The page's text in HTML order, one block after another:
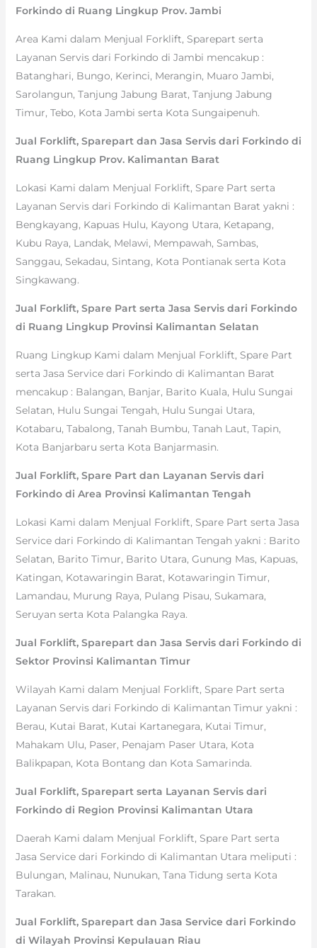
Forkindo di Ruang Lingkup Prov. Jambi
Area Kami dalam Menjual Forklift, Sparepart serta
Layanan Servis dari Forkindo di Jambi mencakup :
Batanghari, Bungo, Kerinci, Merangin, Muaro Jambi,
Sarolangun, Tanjung Jabung Barat, Tanjung Jabung
Timur, Tebo, Kota Jambi serta Kota Sungaipenuh.
Jual Forklift, Sparepart dan Jasa Servis dari Forkindo di
Ruang Lingkup Prov. Kalimantan Barat
Lokasi Kami dalam Menjual Forklift, Spare Part serta
Layanan Servis dari Forkindo di Kalimantan Barat yakni :
Bengkayang, Kapuas Hulu, Kayong Utara, Ketapang,
Kubu Raya, Landak, Melawi, Mempawah, Sambas,
Sanggau, Sekadau, Sintang, Kota Pontianak serta Kota
Singkawang.
Jual Forklift, Spare Part serta Jasa Servis dari Forkindo
di Ruang Lingkup Provinsi Kalimantan Selatan
Ruang Lingkup Kami dalam Menjual Forklift, Spare Part
serta Jasa Service dari Forkindo di Kalimantan Barat
mencakup : Balangan, Banjar, Barito Kuala, Hulu Sungai
Selatan, Hulu Sungai Tengah, Hulu Sungai Utara,
Kotabaru, Tabalong, Tanah Bumbu, Tanah Laut, Tapin,
Kota Banjarbaru serta Kota Banjarmasin.
Jual Forklift, Spare Part dan Layanan Servis dari
Forkindo di Area Provinsi Kalimantan Tengah
Lokasi Kami dalam Menjual Forklift, Spare Part serta Jasa
Service dari Forkindo di Kalimantan Tengah yakni : Barito
Selatan, Barito Timur, Barito Utara, Gunung Mas, Kapuas,
Katingan, Kotawaringin Barat, Kotawaringin Timur,
Lamandau, Murung Raya, Pulang Pisau, Sukamara,
Seruyan serta Kota Palangka Raya.
Jual Forklift, Sparepart dan Jasa Servis dari Forkindo di
Sektor Provinsi Kalimantan Timur
Wilayah Kami dalam Menjual Forklift, Spare Part serta
Layanan Servis dari Forkindo di Kalimantan Timur yakni :
Berau, Kutai Barat, Kutai Kartanegara, Kutai Timur,
Mahakam Ulu, Paser, Penajam Paser Utara, Kota
Balikpapan, Kota Bontang dan Kota Samarinda.
Jual Forklift, Sparepart serta Layanan Servis dari
Forkindo di Region Provinsi Kalimantan Utara
Daerah Kami dalam Menjual Forklift, Spare Part serta
Jasa Service dari Forkindo di Kalimantan Utara meliputi :
Bulungan, Malinau, Nunukan, Tana Tidung serta Kota
Tarakan.
Jual Forklift, Sparepart dan Jasa Service dari Forkindo
di Wilayah Provinsi Kepulauan Riau